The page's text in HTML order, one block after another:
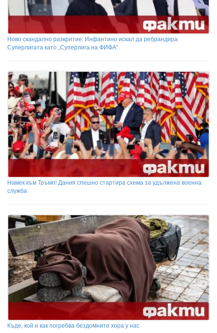
Ново скандално разкритие: Инфантино искал да ребрандира
Суперлигата като „Суперлига на ФИФА“
Намек към Тръмп! Дания спешно стартира схема за удължена военна
служба
Къде, кой и как погребва бездомните хора у нас